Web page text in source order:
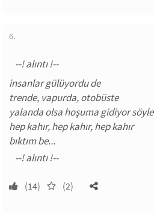
6.
insanlar gülüyordu de
trende, vapurda, otobüste
yalanda olsa hoşuma gidiyor söyle
hep kahır, hep kahır, hep kahır
bıktım be...
(14) (2)